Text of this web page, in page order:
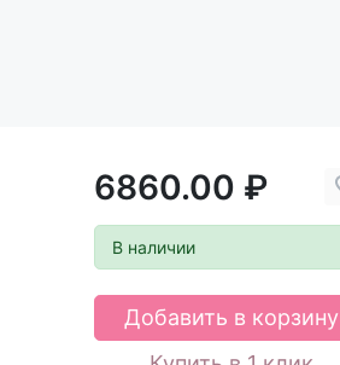
6860.00 ₽
В наличии
Добавить в корзину